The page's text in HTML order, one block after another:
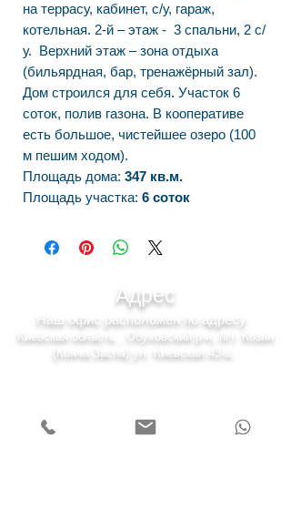
на террасу, кабинет, с/у, гараж,
котельная. 2-й – этаж - 3 спальни, 2 с/
у. Верхний этаж – зона отдыха
(бильярдная, бар, тренажёрный зал).
Дом строился для себя. Участок 6
соток, полив газона. В кооперативе
есть большое, чистейшее озеро (100
м пешим ходом).
Площадь дома: 347 кв.м.
Площадь участка: 6 соток
Адрес
Наш офис расположен по адресу
Киевская область , Обуховский р-н, пгт. Козин
(Конча-Заспа) ул. Киевская 43-а.